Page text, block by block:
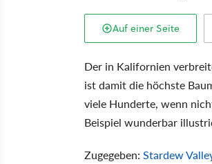
Auf einer Seite
Der in Kalifornien
ist damit die höchste
viele Hunderte, wenn
Beispiel wunderbar
Zugegeben: Stardew